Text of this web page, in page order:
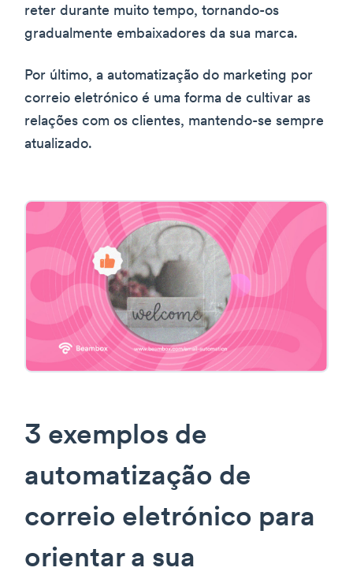
reter durante muito tempo, tornando-os
gradualmente embaixadores da sua marca.
Por último, a automatização do marketing por
correio eletrónico é uma forma de cultivar as
relações com os clientes, mantendo-se sempre
atualizado.
3 exemplos de
automatização de
correio eletrónico para
orientar a sua